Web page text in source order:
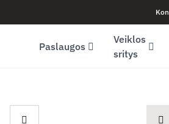
Youtube (opens in new window)
Paslaugos
Veiklos
sritys